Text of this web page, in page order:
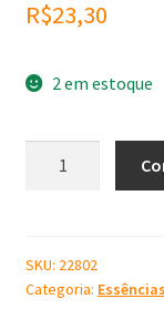
R$23,30
2 em estoque
quantidade
SKU: 22802
Categoria: Essências